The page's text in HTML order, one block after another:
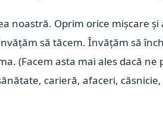
noastră. Oprim orice mișcare și
să tăcem. Învățăm să
(Facem asta mai ales dacă ne
carieră, afaceri,